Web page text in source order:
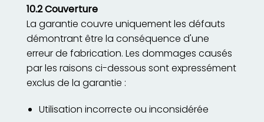
10.2 Couverture
La garantie couvre uniquement les défauts
démontrant être la conséquence d'une
erreur de fabrication. Les dommages causés
par les raisons ci-dessous sont expressément
exclus de la garantie :
Utilisation incorrecte ou inconsidérée